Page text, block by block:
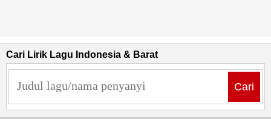
Cari Lirik Lagu Indonesia & Barat
Cari